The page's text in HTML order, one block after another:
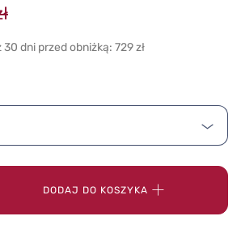
dni przed obniżką: 729 zł
DODAJ DO KOSZYKA